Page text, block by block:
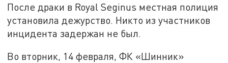
После драки в Royal Seginus местная полиция
установила дежурство. Никто из участников
инцидента задержан не был.
Во вторник, 14 февраля, ФК «Шинник»